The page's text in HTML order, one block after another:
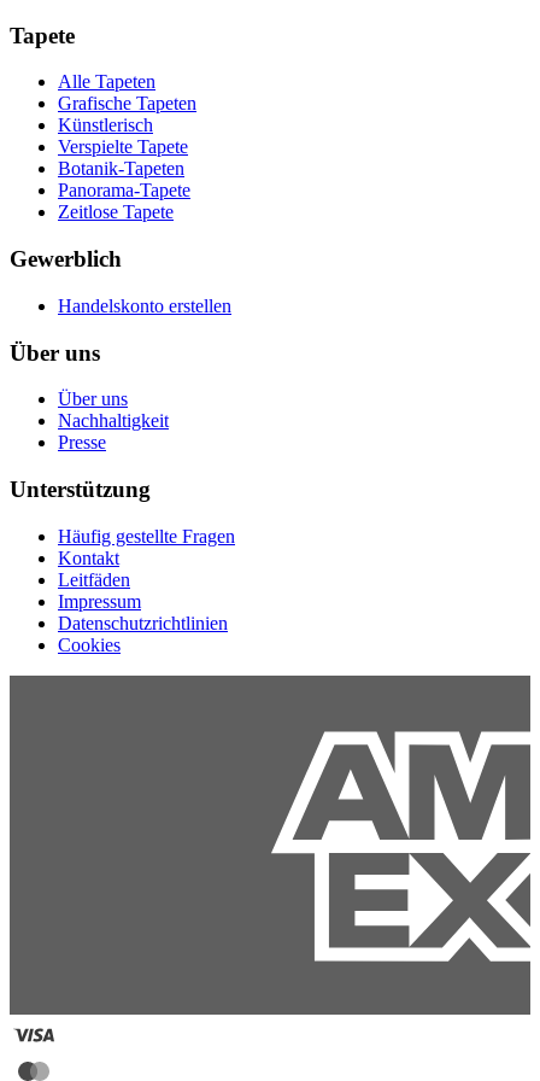
Tapete
Alle Tapeten
Grafische Tapeten
Künstlerisch
Verspielte Tapete
Botanik-Tapeten
Panorama-Tapete
Zeitlose Tapete
Gewerblich
Handelskonto erstellen
Über uns
Über uns
Nachhaltigkeit
Presse
Unterstützung
Häufig gestellte Fragen
Kontakt
Leitfäden
Impressum
Datenschutzrichtlinien
Cookies